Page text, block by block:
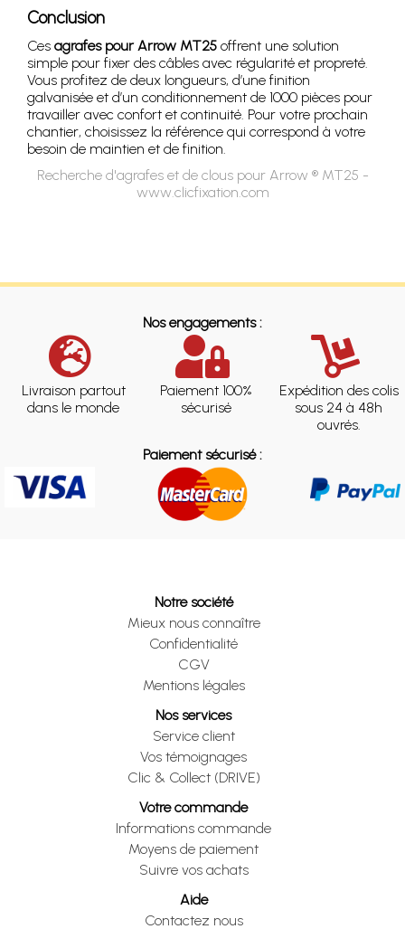
Conclusion
Ces agrafes pour Arrow MT25 offrent une solution
simple pour fixer des câbles avec régularité et propreté.
Vous profitez de deux longueurs, d’une finition
galvanisée et d’un conditionnement de 1000 pièces pour
travailler avec confort et continuité. Pour votre prochain
chantier, choisissez la référence qui correspond à votre
besoin de maintien et de finition.
Recherche d'agrafes et de clous pour Arrow ® MT25 -
www.clicfixation.com
Nos engagements :
Livraison partout
dans le monde
Paiement 100%
sécurisé
Expédition des colis
sous 24 à 48h
ouvrés.
Paiement sécurisé :
Notre société
Mieux nous connaître
Confidentialité
CGV
Mentions légales
Nos services
Service client
Vos témoignages
Clic & Collect (DRIVE)
Votre commande
Informations commande
Moyens de paiement
Suivre vos achats
Aide
Contactez nous